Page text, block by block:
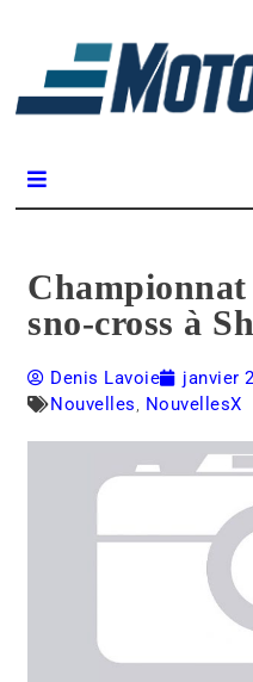
sno-cross à
Denis Lavoie janvier
Nouvelles, NouvellesX